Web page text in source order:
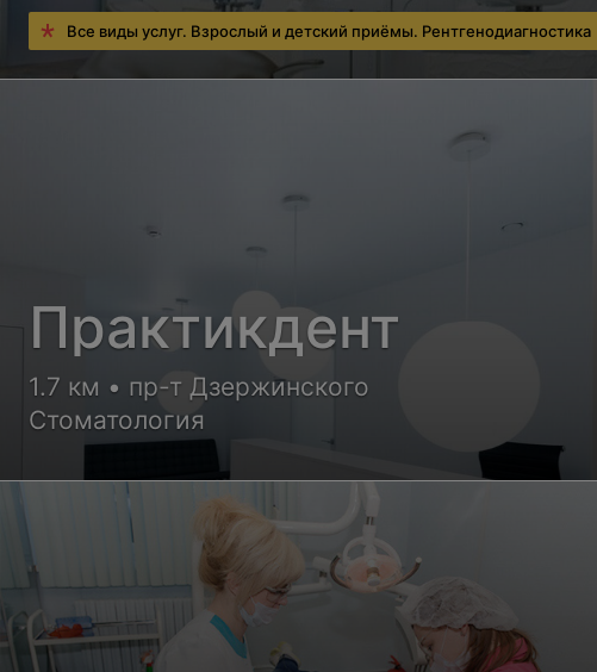
Все виды услуг. Взрослый и детский приёмы. Рентгенодиагностика
Практикдент
1.7 км • пр-т Дзержинского
Стоматология